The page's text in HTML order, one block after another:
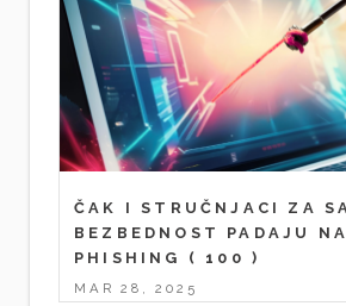
ČAK I STRUČNJACI ZA
BEZBEDNOST PADAJU NA
PHISHING
( 100 )
MAR 28, 2025